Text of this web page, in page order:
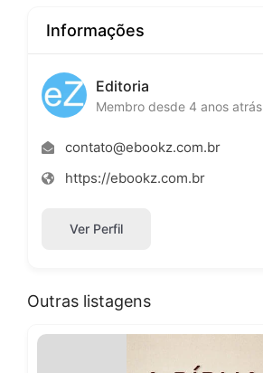
Informações
Editoria
Membro desde 4 anos atrás
contato@ebookz.com.br
https://ebookz.com.br
Ver Perfil
Outras listagens